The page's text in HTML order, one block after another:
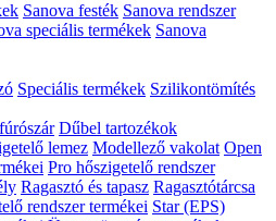
Sanova festék Sanova rendszer
speciális termékek Sanova
Speciális termékek Szilikontömítés
Dűbel tartozékok
lemez Modellező vakolat Open
Pro hőszigetelő rendszer
Ragasztó és tapasz Ragasztótárcsa
rendszer termékei Star (EPS)